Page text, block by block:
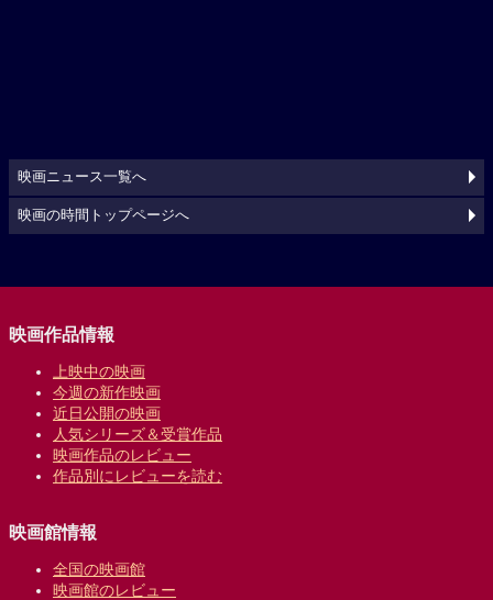
映画ニュース一覧へ
映画の時間トップページへ
映画作品情報
上映中の映画
今週の新作映画
近日公開の映画
人気シリーズ＆受賞作品
映画作品のレビュー
作品別にレビューを読む
映画館情報
全国の映画館
映画館のレビュー